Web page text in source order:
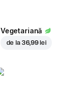
Vegetariană
de la 36,99 lei